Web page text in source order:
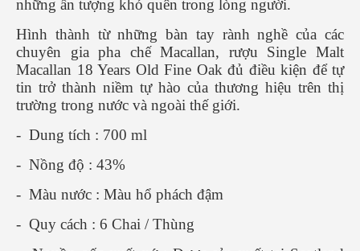
những ấn tượng khó quên trong lòng người.
Hình thành từ những bàn tay rành nghề của các
chuyên gia pha chế Macallan, rượu Single Malt
Macallan 18 Years Old Fine Oak đủ điều kiện để tự
tin trở thành niềm tự hào của thương hiệu trên thị
trường trong nước và ngoài thế giới.
- Dung tích : 700 ml
- Nồng độ : 43%
- Màu nước : Màu hổ phách đậm
- Quy cách : 6 Chai / Thùng